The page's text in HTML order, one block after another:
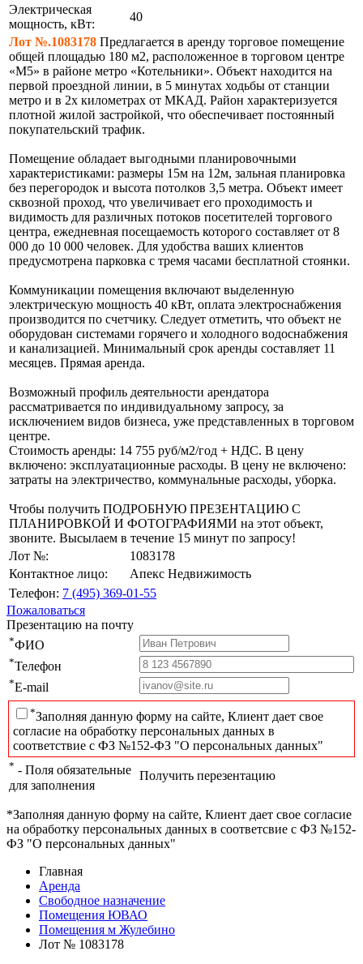
Электрическая
мощность, кВт:
40
Лот №.1083178 Предлагается в аренду торговое помещение
общей площадью 180 м2, расположенное в торговом центре
«М5» в районе метро «Котельники». Объект находится на
первой проездной линии, в 5 минутах ходьбы от станции
метро и в 2х километрах от МКАД. Район характеризуется
плотной жилой застройкой, что обеспечивает постоянный
покупательский трафик.
Помещение обладает выгодными планировочными
характеристиками: размеры 15м на 12м, зальная планировка
без перегородок и высота потолков 3,5 метра. Объект имеет
сквозной проход, что увеличивает его проходимость и
видимость для различных потоков посетителей торгового
центра, ежедневная посещаемость которого составляет от 8
000 до 10 000 человек. Для удобства ваших клиентов
предусмотрена парковка с тремя часами бесплатной стоянки.
Коммуникации помещения включают выделенную
электрическую мощность 40 кВт, оплата электроснабжения
производится по счетчику. Следует отметить, что объект не
оборудован системами горячего и холодного водоснабжения
и канализацией. Минимальный срок аренды составляет 11
месяцев. Прямая аренда.
Возможный профиль деятельности арендатора
рассматривается по индивидуальному запросу, за
исключением видов бизнеса, уже представленных в торговом
центре.
Стоимость аренды: 14 755 руб/м2/год + НДС. В цену
включено: эксплуатационные расходы. В цену не включено:
затраты на электричество, коммунальные расходы, уборка.
Чтобы получить ПОДРОБНУЮ ПРЕЗЕНТАЦИЮ С
ПЛАНИРОВКОЙ И ФОТОГРАФИЯМИ на этот объект,
звоните. Высылаем в течение 15 минут по запросу!
Лот №:
1083178
Контактное лицо:
Апекс Недвижимость
Телефон: 7 (495) 369-01-55
Пожаловаться
Презентацию на почту
*ФИО
*Телефон
*E-mail
*Заполняя данную форму на сайте, Клиент дает свое
согласие на обработку персональных данных в
соответствие с ФЗ №152-ФЗ "О персональных данных"
* - Поля обязательные
для заполнения
Получить перезентацию
*Заполняя данную форму на сайте, Клиент дает свое согласие
на обработку персональных данных в соответсвие с ФЗ №152-
ФЗ "О персональных данных"
Главная
Аренда
Свободное назначение
Помещения ЮВАО
Помещения м Жулебино
Лот № 1083178